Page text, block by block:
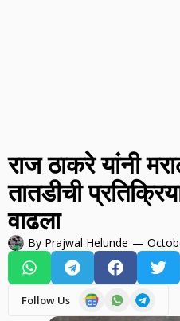
राज ठाकरे यांनी
तातडीची
वाढला
By Prajwal Helunde —
Follow Us